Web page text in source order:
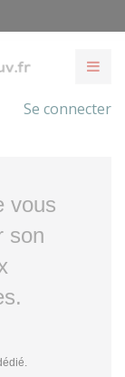
Se connecter
vous
son